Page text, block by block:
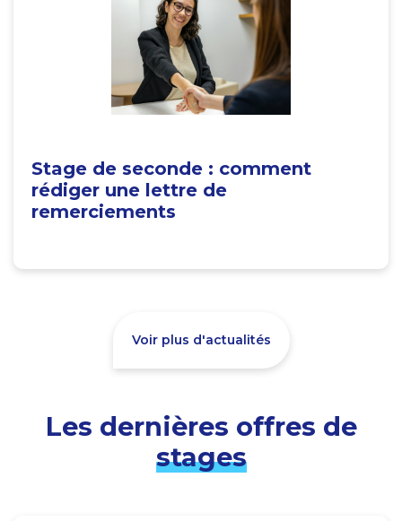
Stage de seconde : comment
rédiger une lettre de
remerciements
Voir plus d'actualités
Les dernières offres de
stages